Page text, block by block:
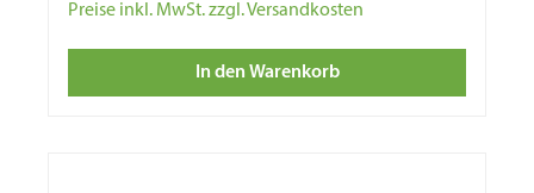
Preise inkl. MwSt. zzgl. Versandkosten
In den Warenkorb